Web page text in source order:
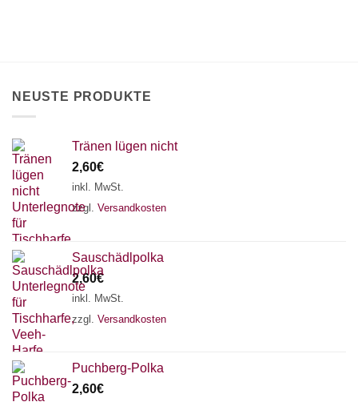
NEUSTE PRODUKTE
Tränen lügen nicht
2,60€
inkl. MwSt.
zzgl. Versandkosten
Sauschädlpolka
2,60€
inkl. MwSt.
zzgl. Versandkosten
Puchberg-Polka
2,60€